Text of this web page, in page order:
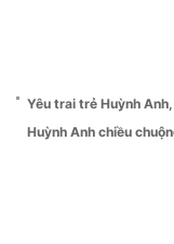
Yêu trai trẻ Huỳnh
Huỳnh Anh chiều